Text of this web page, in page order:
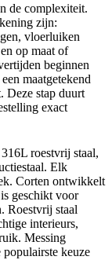
de complexiteit.
zijn:
vloerluiken
op maat of
beginnen
maatgetekend
Deze stap duurt
exact
roestvrij staal,
Elk
Corten ontwikkelt
geschikt voor
Roestvrij staal
interieurs,
Messing
keuze